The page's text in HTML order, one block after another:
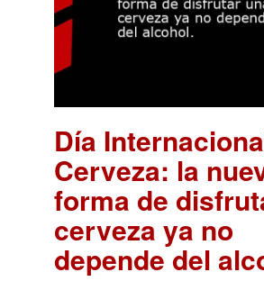
Día
Cerveza: la
forma de
cerveza ya no
depende del